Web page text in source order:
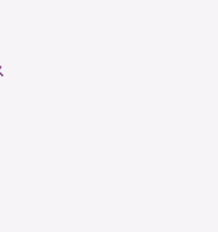
ので予めご了承くだ
す。予めご了承くだ
ール
内
ルB1F
格コース
コース
ス
ース